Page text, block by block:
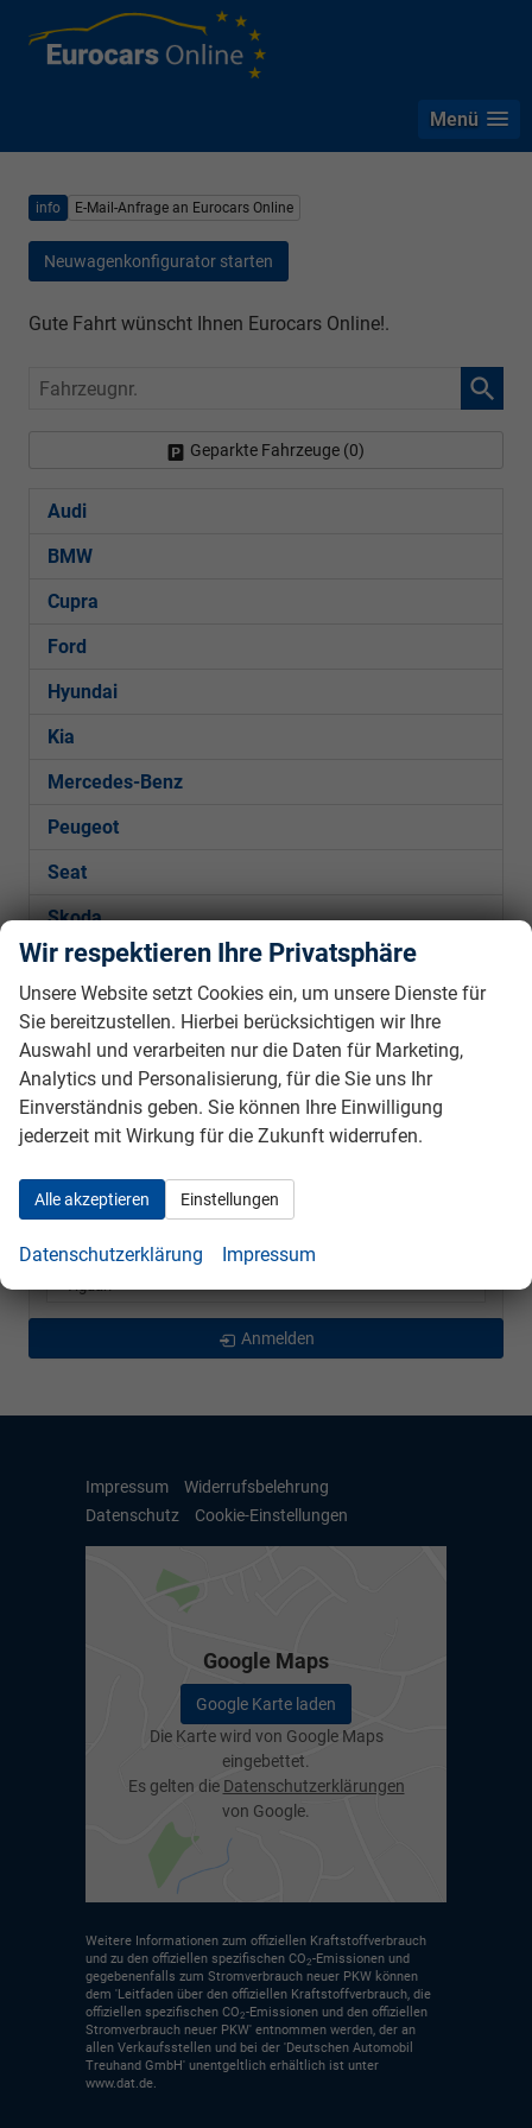
Menü
info E-Mail-Anfrage an Eurocars Online
Neuwagenkonfigurator starten
Gute Fahrt wünscht Ihnen Eurocars Online!.
Fahrzeugnr.
Geparkte Fahrzeuge (0)
Audi
BMW
Cupra
Ford
Hyundai
Kia
Mercedes-Benz
Peugeot
Seat
Skoda
VW
Golf
Golf Variant
Passat Variant
Polo
Taigo
Tayron
Tiguan
Anmelden
Impressum
Widerrufsbelehrung
Datenschutz
Cookie-Einstellungen
Google Maps
Google Karte laden
Die Karte wird von Google Maps
eingebettet.
Es gelten die Datenschutzerklärungen
von Google.
Weitere Informationen zum offiziellen Kraftstoffverbrauch
und zu den offiziellen spezifischen CO2-Emissionen und
gegebenenfalls zum Stromverbrauch neuer PKW können
dem 'Leitfaden über den offiziellen Kraftstoffverbrauch, die
offiziellen spezifischen CO2-Emissionen und den offiziellen
Stromverbrauch neuer PKW' entnommen werden, der an
allen Verkaufsstellen und bei der 'Deutschen Automobil
Treuhand GmbH' unentgeltlich erhältlich ist unter
www.dat.de.
Wir respektieren Ihre Privatsphäre
Unsere Website setzt Cookies ein, um unsere Dienste für
Sie bereitzustellen. Hierbei berücksichtigen wir Ihre
Auswahl und verarbeiten nur die Daten für Marketing,
Analytics und Personalisierung, für die Sie uns Ihr
Einverständnis geben. Sie können Ihre Einwilligung
jederzeit mit Wirkung für die Zukunft widerrufen.
Alle akzeptieren Einstellungen
Datenschutzerklärung Impressum